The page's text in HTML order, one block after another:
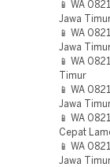
📱 WA
Jawa
📱 WA
Jawa
📱 WA
Timur
📱 WA
Jawa
📱 WA
Cepat
📱 WA
Jawa